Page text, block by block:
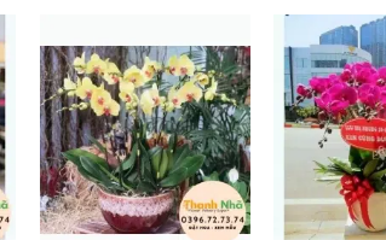
Add to
wishlist